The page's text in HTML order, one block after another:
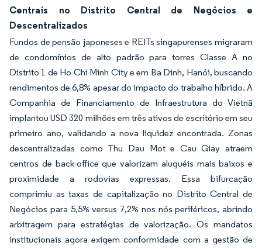
Centrais no Distrito Central de Negócios e
Descentralizados
Fundos de pensão japoneses e REITs singapurenses migraram
de condomínios de alto padrão para torres Classe A no
Distrito 1 de Ho Chi Minh City e em Ba Dinh, Hanói, buscando
rendimentos de 6,8% apesar do impacto do trabalho híbrido. A
Companhia de Financiamento de Infraestrutura do Vietnã
implantou USD 320 milhões em três ativos de escritório em seu
primeiro ano, validando a nova liquidez encontrada. Zonas
descentralizadas como Thu Dau Mot e Cau Giay atraem
centros de back-office que valorizam aluguéis mais baixos e
proximidade a rodovias expressas. Essa bifurcação
comprimiu as taxas de capitalização no Distrito Central de
Negócios para 5,5% versus 7,2% nos nós periféricos, abrindo
arbitragem para estratégias de valorização. Os mandatos
institucionais agora exigem conformidade com a gestão de